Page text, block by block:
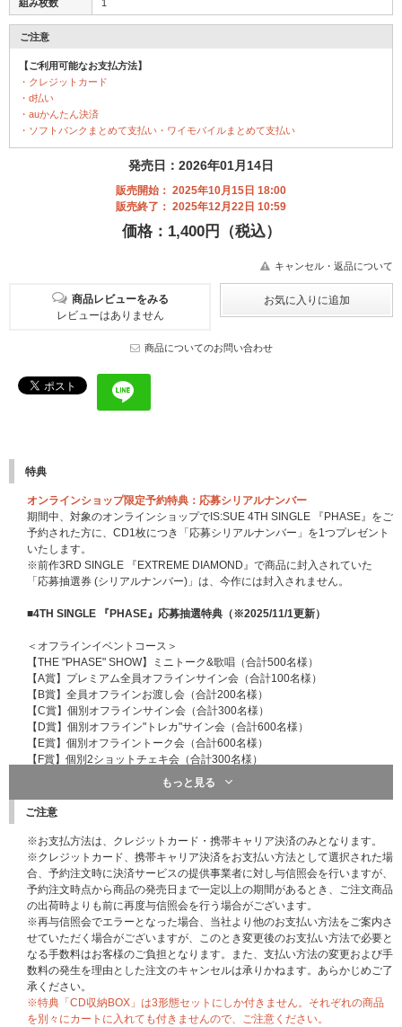
組み枚数 1
ご注意
【ご利用可能なお支払方法】
・クレジットカード
・d払い
・auかんたん決済
・ソフトバンクまとめて支払い・ワイモバイルまとめて支払い
発売日：2026年01月14日
販売開始： 2025年10月15日 18:00
販売終了： 2025年12月22日 10:59
価格：1,400円（税込）
キャンセル・返品について
商品レビューをみる
レビューはありません
商品についてのお問い合わせ
特典
オンラインショップ限定予約特典：応募シリアルナンバー
期間中、対象のオンラインショップでIS:SUE 4TH SINGLE 『PHASE』をご
予約された方に、CD1枚につき「応募シリアルナンバー」を1つプレゼント
いたします。
※前作3RD SINGLE 『EXTREME DIAMOND』で商品に封入されていた
「応募抽選券 (シリアルナンバー)」は、今作には封入されません。
■4TH SINGLE 『PHASE』応募抽選特典（※2025/11/1更新）
＜オフラインイベントコース＞
【THE "PHASE" SHOW】ミニトーク&歌唱（合計500名様）
【A賞】プレミアム全員オフラインサイン会（合計100名様）
【B賞】全員オフラインお渡し会（合計200名様）
【C賞】個別オフラインサイン会（合計300名様）
【D賞】個別オフライン"トレカ"サイン会（合計600名様）
【E賞】個別オフライントーク会（合計600名様）
【F賞】個別2ショットチェキ会（合計300名様）
＜オンラインイベントコース＞
【G賞】個別オンライントーク会（合計900名様）
【THE "PHASE" SHOW】、【A賞】～【F賞】 開催日
・関西会場…2026年1月18日（日）開催予定
・関東会場…2026年1月25日（日）開催予定
※開催日は変更になる可能性がございます。
【G賞】、【H賞】 開催日
2026年2月7日（土）開催予定
【応募期間】
2025年11月1日（土）19:00～2026年1月6日（火）17:59
●1回目
もっと見る
ご注意
※お支払方法は、クレジットカード・携帯キャリア決済のみとなります。
※クレジットカード、携帯キャリア決済をお支払い方法として選択された場
合、予約注文時に決済サービスの提供事業者に対し与信照会を行いますが、
予約注文時点から商品の発売日まで一定以上の期間があるとき、ご注文商品
の出荷時よりも前に再度与信照会を行う場合がございます。
※再与信照会でエラーとなった場合、当社より他のお支払い方法をご案内さ
せていただく場合がございますが、このとき変更後のお支払い方法で必要と
なる手数料はお客様のご負担となります。また、支払い方法の変更および手
数料の発生を理由とした注文のキャンセルは承りかねます。あらかじめご了
承ください。
※特典「CD収納BOX」は3形態セットにしか付きません。それぞれの商品
を別々にカートに入れても付きませんので、ご注意ください。